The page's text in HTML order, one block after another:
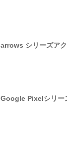
arrows シリーズアク
Google Pixelシリー